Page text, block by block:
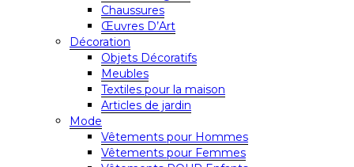
Chaussures
Œuvres D’Art
Décoration
Objets Décoratifs
Meubles
Textiles pour la maison
Articles de jardin
Mode
Vêtements pour Hommes
Vêtements pour Femmes